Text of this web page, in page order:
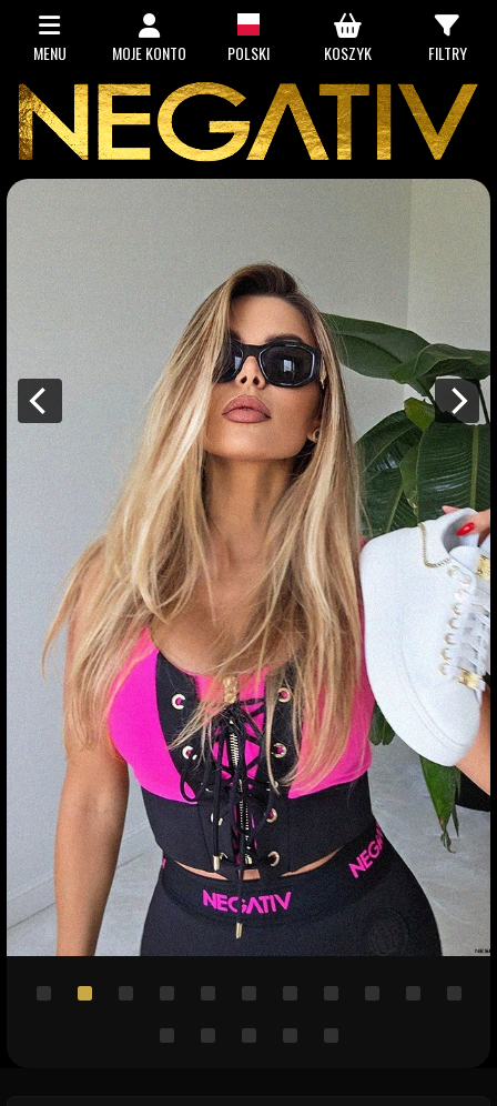
MENU MOJE KONTO POLSKI KOSZYK FILTRY